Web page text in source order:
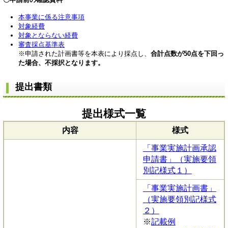
本事業に係る注意事項
対象経費
対象とならない経費
審査採点基準表
※申請された計画書等を本表により採点し、 合計点数が50点を下回っ
た場合、不採択となります。
提出書類
提出様式一覧
内容 様式
「事業実施計画承認
申請書」（実施要領
別記様式１）
「事業実施計画書」
（実施要領別記様式
２）
※記載例